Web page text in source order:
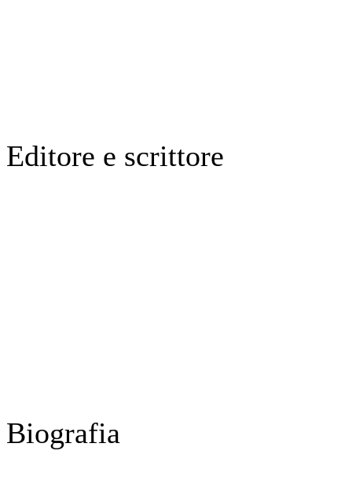
Editore e scrittore
Biografia